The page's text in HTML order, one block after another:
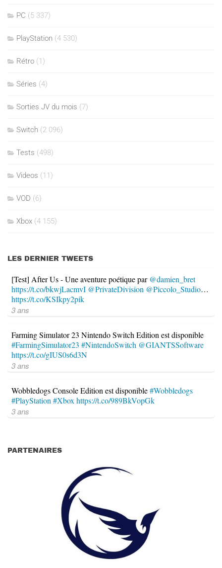
PC (5 337)
PlayStation (4 530)
Rétro (1)
Séries (4)
Sorties JV du mois (7)
Switch (2 096)
Tests (498)
Videos (11)
VOD (6)
Xbox (4 155)
LES DERNIER TWEETS
[Test] After Us - Une aventure poétique par @damien_bret
https://t.co/bkwjLacmvI @PrivateDivision @Piccolo_Studio…
https://t.co/KSIkpy2pik
3 ans
Farming Simulator 23 Nintendo Switch Edition est disponible
#FarmingSimulator23 #NintendoSwitch @GIANTSSoftware
https://t.co/gIUS0s6d3N
3 ans
Wobbledogs Console Edition est disponible#Wobbledogs
#PlayStation #Xbox https://t.co/989BkVopGk
3 ans
PARTENAIRES